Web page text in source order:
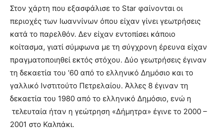
Στον χάρτη που εξασφάλισε το Star φαίνονται οι
περιοχές των Ιωαννίνων όπου είχαν γίνει γεωτρήσεις
κατά το παρελθόν. Δεν είχαν εντοπίσει κάποιο
κοίτασμα, γιατί σύμφωνα με τη σύγχρονη έρευνα είχαν
πραγματοποιηθεί εκτός στόχου. Δύο γεωτρήσεις έγιναν
τη δεκαετία του ‘60 από το ελληνικό Δημόσιο και το
γαλλικό Ινστιτούτο Πετρελαίου. Άλλες 8 έγιναν τη
δεκαετία του 1980 από το ελληνικό Δημόσιο, ενώ η
τελευταία ήταν η γεώτρηση «Δήμητρα» έγινε το 2000 –
2001 στο Καλπάκι.